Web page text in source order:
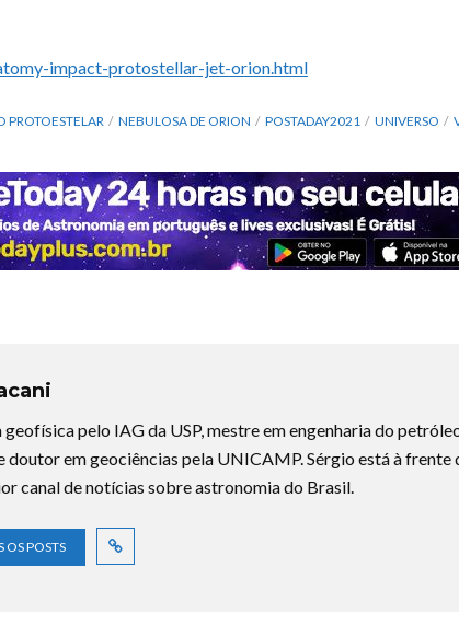
impact-protostellar-jet-orion.html
PROTOESTELAR NEBULOSA DE ORION POSTADAY2021 UNIVERSO
geofísica pelo IAG da USP, mestre em engenharia do
em geociências pela UNICAMP. Sérgio está à frente
canal de notícias sobre astronomia do Brasil.
OS POSTS